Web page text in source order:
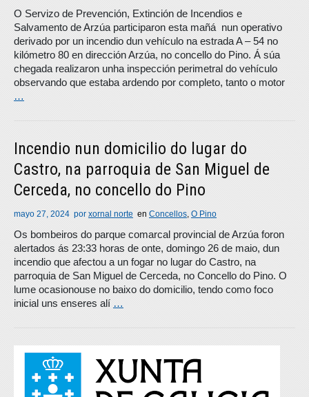
O Servizo de Prevención, Extinción de Incendios e
Salvamento de Arzúa participaron esta mañá nun operativo
derivado por un incendio dun vehículo na estrada A – 54 no
kilómetro 80 en dirección Arzúa, no concello do Pino. Á súa
chegada realizaron unha inspección perimetral do vehículo
observando que estaba ardendo por completo, tanto o motor
…
Incendio nun domicilio do lugar do
Castro, na parroquia de San Miguel de
Cerceda, no concello do Pino
mayo 27, 2024 por xornal norte en Concellos, O Pino
Os bombeiros do parque comarcal provincial de Arzúa foron
alertados ás 23:33 horas de onte, domingo 26 de maio, dun
incendio que afectou a un fogar no lugar do Castro, na
parroquia de San Miguel de Cerceda, no Concello do Pino. O
lume ocasionouse no baixo do domicilio, tendo como foco
inicial uns enseres alí …